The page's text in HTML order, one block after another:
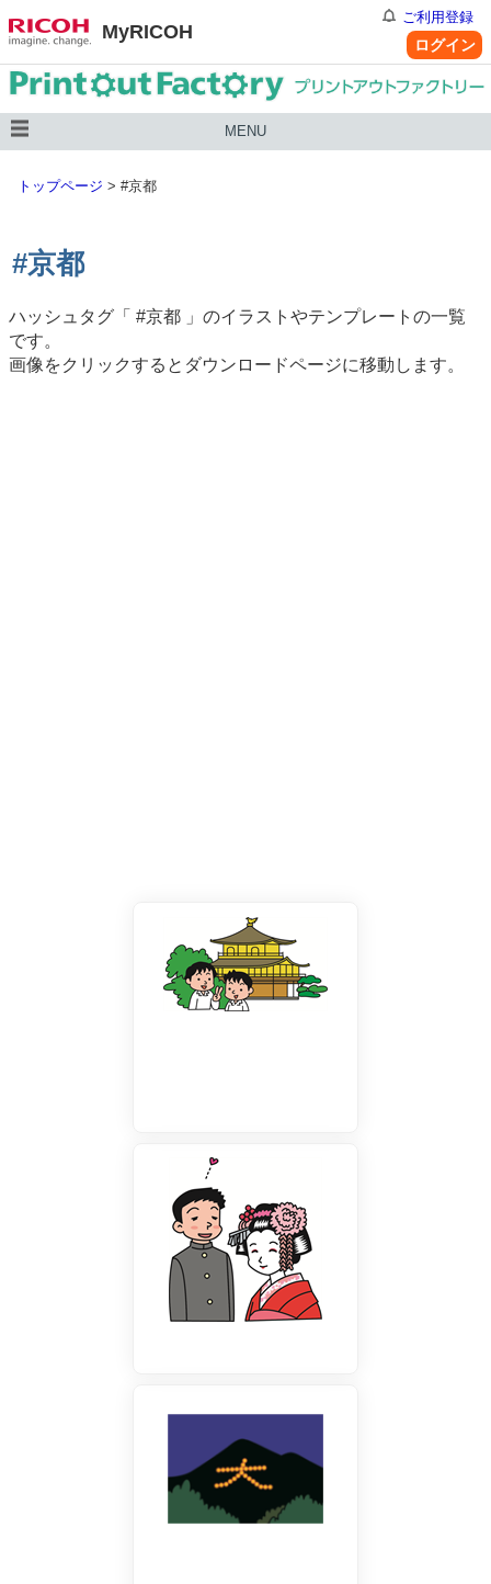
MyRICOH
ご利用登録
ログイン
MENU
トップページ > #京都
#京都
ハッシュタグ「 #京都 」のイラストやテンプレートの一覧
です。
画像をクリックするとダウンロードページに移動します。